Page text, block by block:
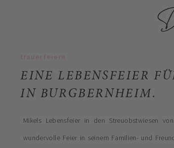
EINE LEBENSFEIER
IN BURGBERNHEIM.
trauerfeiern
Mikels Lebensfeier in den Streuobstwiesen
wundervolle Feier in seinem Familien- und